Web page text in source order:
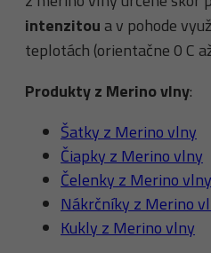
intenzitou a v pohode
teplotách (orientačne 0 C
Produkty z Merino vlny:
Šatky z Merino vlny
Čiapky z Merino vlny
Čelenky z Merino vlny
Nákrčníky z Merino
Kukly z Merino vlny